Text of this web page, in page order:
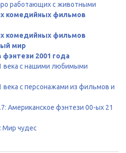
работающих с животными
комедийных фильмов
комедийных фильмов
мир
2001 года
века с нашими любимыми
с персонажами из фильмов и
Американское фэнтези 00-ых 21
Мир чудес